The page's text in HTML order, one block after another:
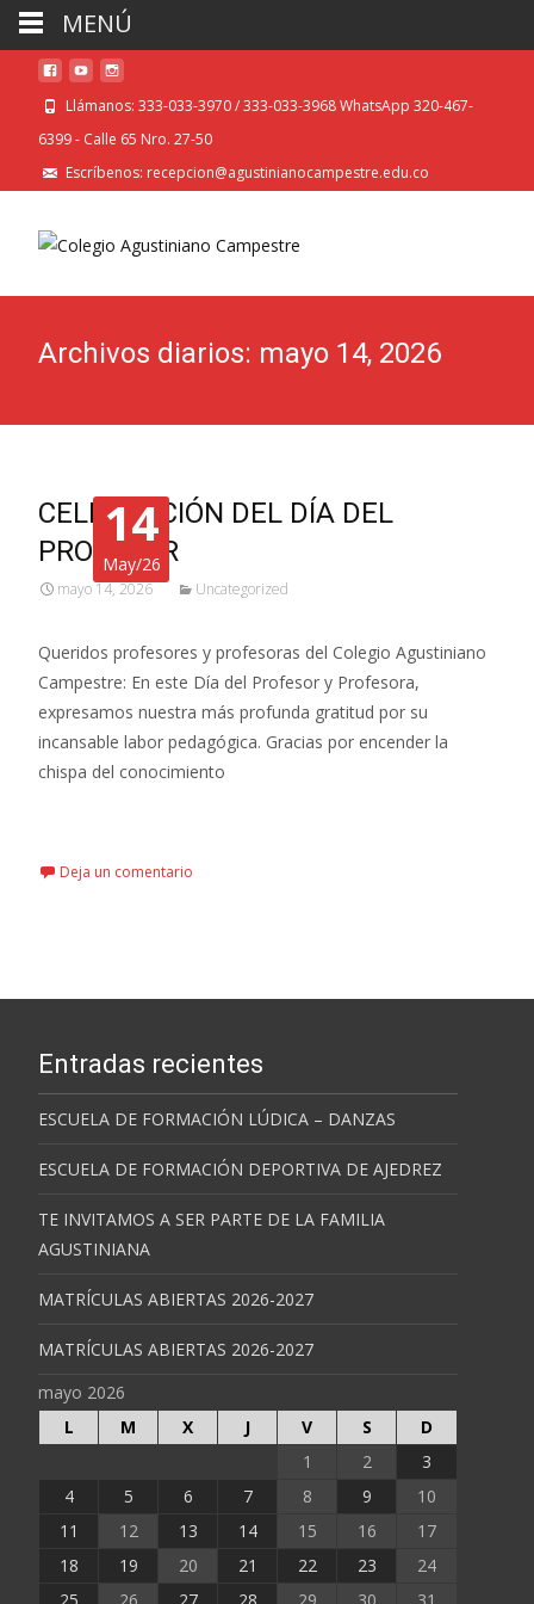
Llámanos: 333-033-3970 / 333-033-3968 WhatsApp 320-467-
6399 - Calle 65 Nro. 27-50
Escríbenos: recepcion@agustinianocampestre.edu.co
Archivos diarios: mayo 14, 2026
14
May/26
CELEBRACIÓN DEL DÍA DEL
PROFESOR
mayo 14, 2026 Uncategorized
Queridos profesores y profesoras del Colegio Agustiniano
Campestre: En este Día del Profesor y Profesora,
expresamos nuestra más profunda gratitud por su
incansable labor pedagógica. Gracias por encender la
chispa del conocimiento
Deja un comentario
Entradas recientes
ESCUELA DE FORMACIÓN LÚDICA – DANZAS
ESCUELA DE FORMACIÓN DEPORTIVA DE AJEDREZ
TE INVITAMOS A SER PARTE DE LA FAMILIA
AGUSTINIANA
MATRÍCULAS ABIERTAS 2026-2027
MATRÍCULAS ABIERTAS 2026-2027
mayo 2026
L
M X J V S
D
1
2
3
4
5 6 7 8 9
10
11
12 13 14 15 16
17
18
19 20 21 22 23
24
MENÚ